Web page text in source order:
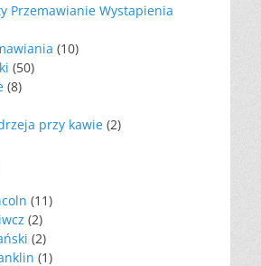
Przemawianie Wystapienia
(10)
(50)
(8)
przy kawie (2)
(11)
(2)
(2)
(1)